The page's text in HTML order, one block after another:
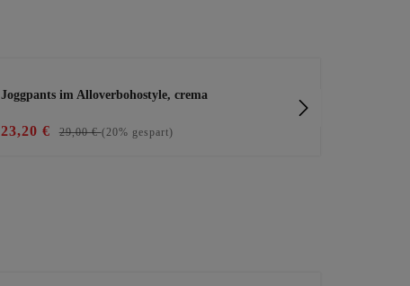
Joggpants im Alloverbohostyle, crema
23,20 € 29,00 €(20% gespart)